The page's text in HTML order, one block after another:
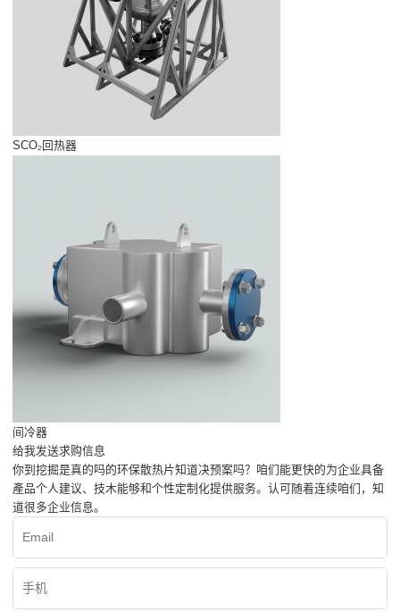
SCO₂回热器
间冷器
给我发送求购信息
你到挖掘是真的吗的环保散热片知道决预案吗？咱们能更快的为企业具备
產品个人建议、技木能够和个性定制化提供服务。认可随着连续咱们，知
道很多企业信息。